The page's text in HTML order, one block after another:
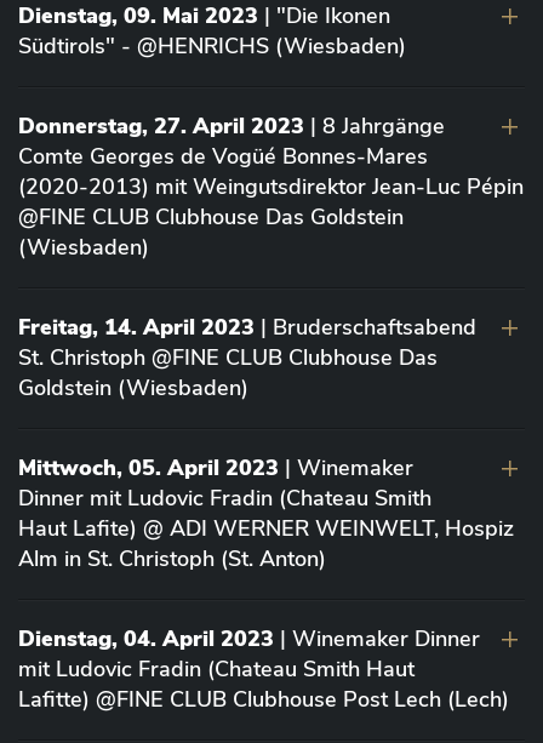
Dienstag, 09. Mai 2023 | "Die Ikonen
Südtirols" - @HENRICHS (Wiesbaden)
Donnerstag, 27. April 2023 | 8 Jahrgänge
Comte Georges de Vogüé Bonnes-Mares
(2020-2013) mit Weingutsdirektor Jean-Luc Pépin
@FINE CLUB Clubhouse Das Goldstein
(Wiesbaden)
Freitag, 14. April 2023 | Bruderschaftsabend
St. Christoph @FINE CLUB Clubhouse Das
Goldstein (Wiesbaden)
Mittwoch, 05. April 2023 | Winemaker
Dinner mit Ludovic Fradin (Chateau Smith
Haut Lafite) @ ADI WERNER WEINWELT, Hospiz
Alm in St. Christoph (St. Anton)
Dienstag, 04. April 2023 | Winemaker Dinner
mit Ludovic Fradin (Chateau Smith Haut
Lafitte) @FINE CLUB Clubhouse Post Lech (Lech)